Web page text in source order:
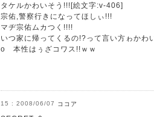
タケルかわいそう!!![絵文字:v-406]
宗佑,警察行きになってほしぃ!!!
マヂ宗佑ムカつく!!!!
いつ家に帰ってくるの!?って言い方ゎかわ
o 本性はぅざコワス!!ｗｗ
2008/06/07 ココア